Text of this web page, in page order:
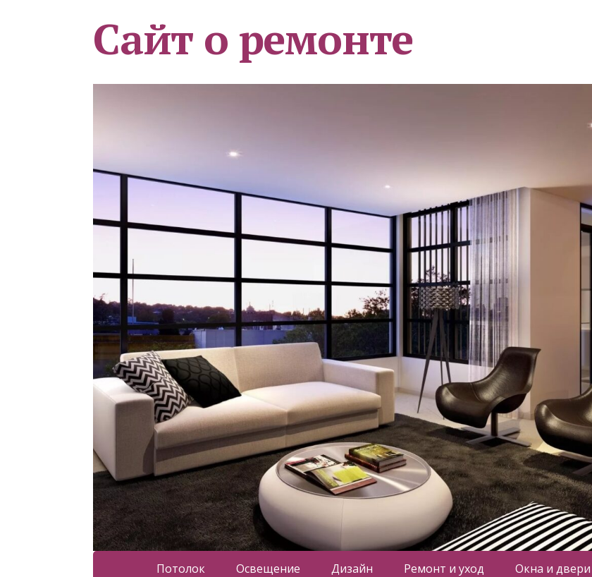
Сайт о ремонте
Потолок Освещение Дизайн Ремонт и уход Окна и двери